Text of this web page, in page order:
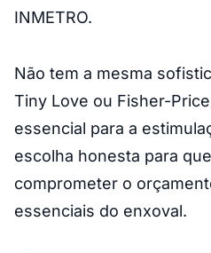
INMETRO.
Não tem a mesma
Tiny Love ou Fisher-
essencial para a
escolha honesta para
comprometer o
essenciais do enxoval.